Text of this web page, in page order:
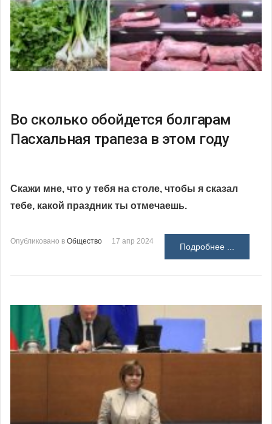
Во сколько обойдется болгарам
Пасхальная трапеза в этом году
Скажи мне, что у тебя на столе, чтобы я сказал
тебе, какой праздник ты отмечаешь.
Опубликовано в Общество 17 апр 2024
Подробнее ...